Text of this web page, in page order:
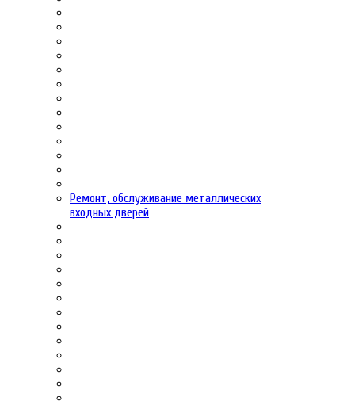
Ремонт, обслуживание металлических
входных дверей